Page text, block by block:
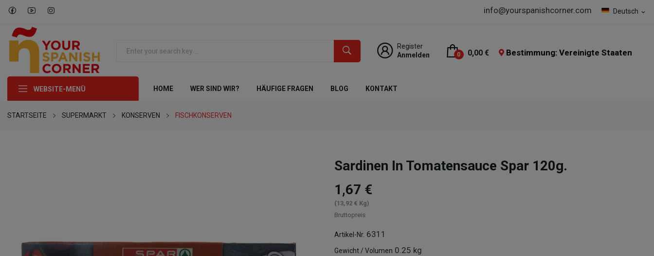
Deutsch expand_more
info@yourspanishcorner.com
Register
Anmelden
0 0,00 € Bestimmung: Vereinigte Staaten
WEBSITE-MENÜ HOME WER SIND WIR? HÄUFIGE FRAGEN BLOG KONTAKT
STARTSEITE SUPERMARKT KONSERVEN FISCHKONSERVEN
Sardinen In Tomatensauce Spar 120g.
1,67 €
(13,92 € Kg)
Bruttopreis
Artikel-Nr. 6311
Gewicht / Volumen 0.25 kg